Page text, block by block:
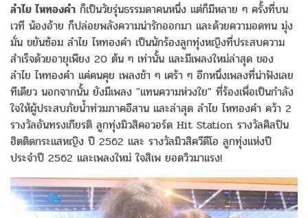
ลำไย ไหทองคำ ก็เป็นวัยรุ่นธรรมดาคนหนึ่ง แต่ก็มีหลาย ๆ ครั้งที่บน
เวที น้องอ้าย ก็ปล่อยพลังความน่ารักออกมา และด้วยความอดทน มุ่ง
มั่น ขยันซ้อม ลำไย ไหทองคำ เป็นนักร้องลูกทุ่งหญิงที่ประสบความ
สำเร็จด้วยอายุเพียง 20 ต้น ๆ เท่านั้น และมีเพลงใหม่ล่าสุด ของ
ลำไย ไหทองคำ แค่คนคุย เพลงช้า ๆ เศร้า ๆ อีกหนึ่งเพลงที่น่าฟังเลย
ทีเดียว นอกจากนั้น ยังมีเพลง "แทนความห่วงใย" ที่ร้องเพื่อเป็นกำลัง
ใจให้ผู้ประสบภัยน้ำท่วมภาคอีสาน และล่าสุด ลำไย ไหทองคำ คว้า 2
รางวัลอันทรงเกียรติ ลูกทุ่งมิวสิคอวอร์ด Hit Station รางวัลศิลปิน
ฮิตติดกระแสหญิง ปี 2562 และ รางวัลมิวสิควีดีโอ ลูกทุ่งแห่งปี
ประจำปี 2562 และเพลงใหม่ ใจสิเพ ยอดวิวมาแรง!